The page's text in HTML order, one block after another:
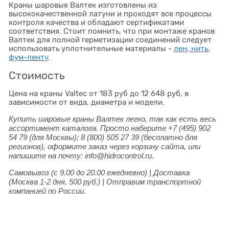
Краны шаровые Валтек изготовлены из
высококачественной латуни и проходят все процессы
контроля качества и обладают сертификатами
соответствия. Стоит помнить, что при монтаже кранов
Валтек для полной герметизации соединений следует
использовать уплотнительные материалы - лен, нить,
фум-ленту.
Стоимость
Цена на краны Valtec от 183 руб до 12 648 руб, в
зависимости от вида, диаметра и модели.
Купить шаровые краны Валтек легко, так как есть весь
ассортимент каталога. Просто наберите +7 (495) 902
54 79 (для Москвы); 8 (800) 505 27 39 (бесплатно для
регионов), оформите заказ через корзину сайта, или
напишите на почту: info@hidrocontrol.ru.
Самовывоз (с 9.00 до 20.00 ежедневно) | Доставка
(Москва 1-2 дня, 500 руб.) | Отправим транспортной
компанией по России.